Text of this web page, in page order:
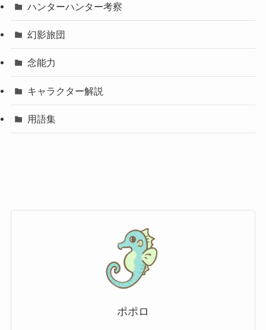
ハンターハンター考察
幻影旅団
念能力
キャラクター解説
用語集
ポポロ